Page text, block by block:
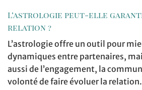
L’astrologie peut-elle
relation ?
L’astrologie offre un outil pour
dynamiques entre partenaires,
aussi de l’engagement, la
volonté de faire évoluer la relation.